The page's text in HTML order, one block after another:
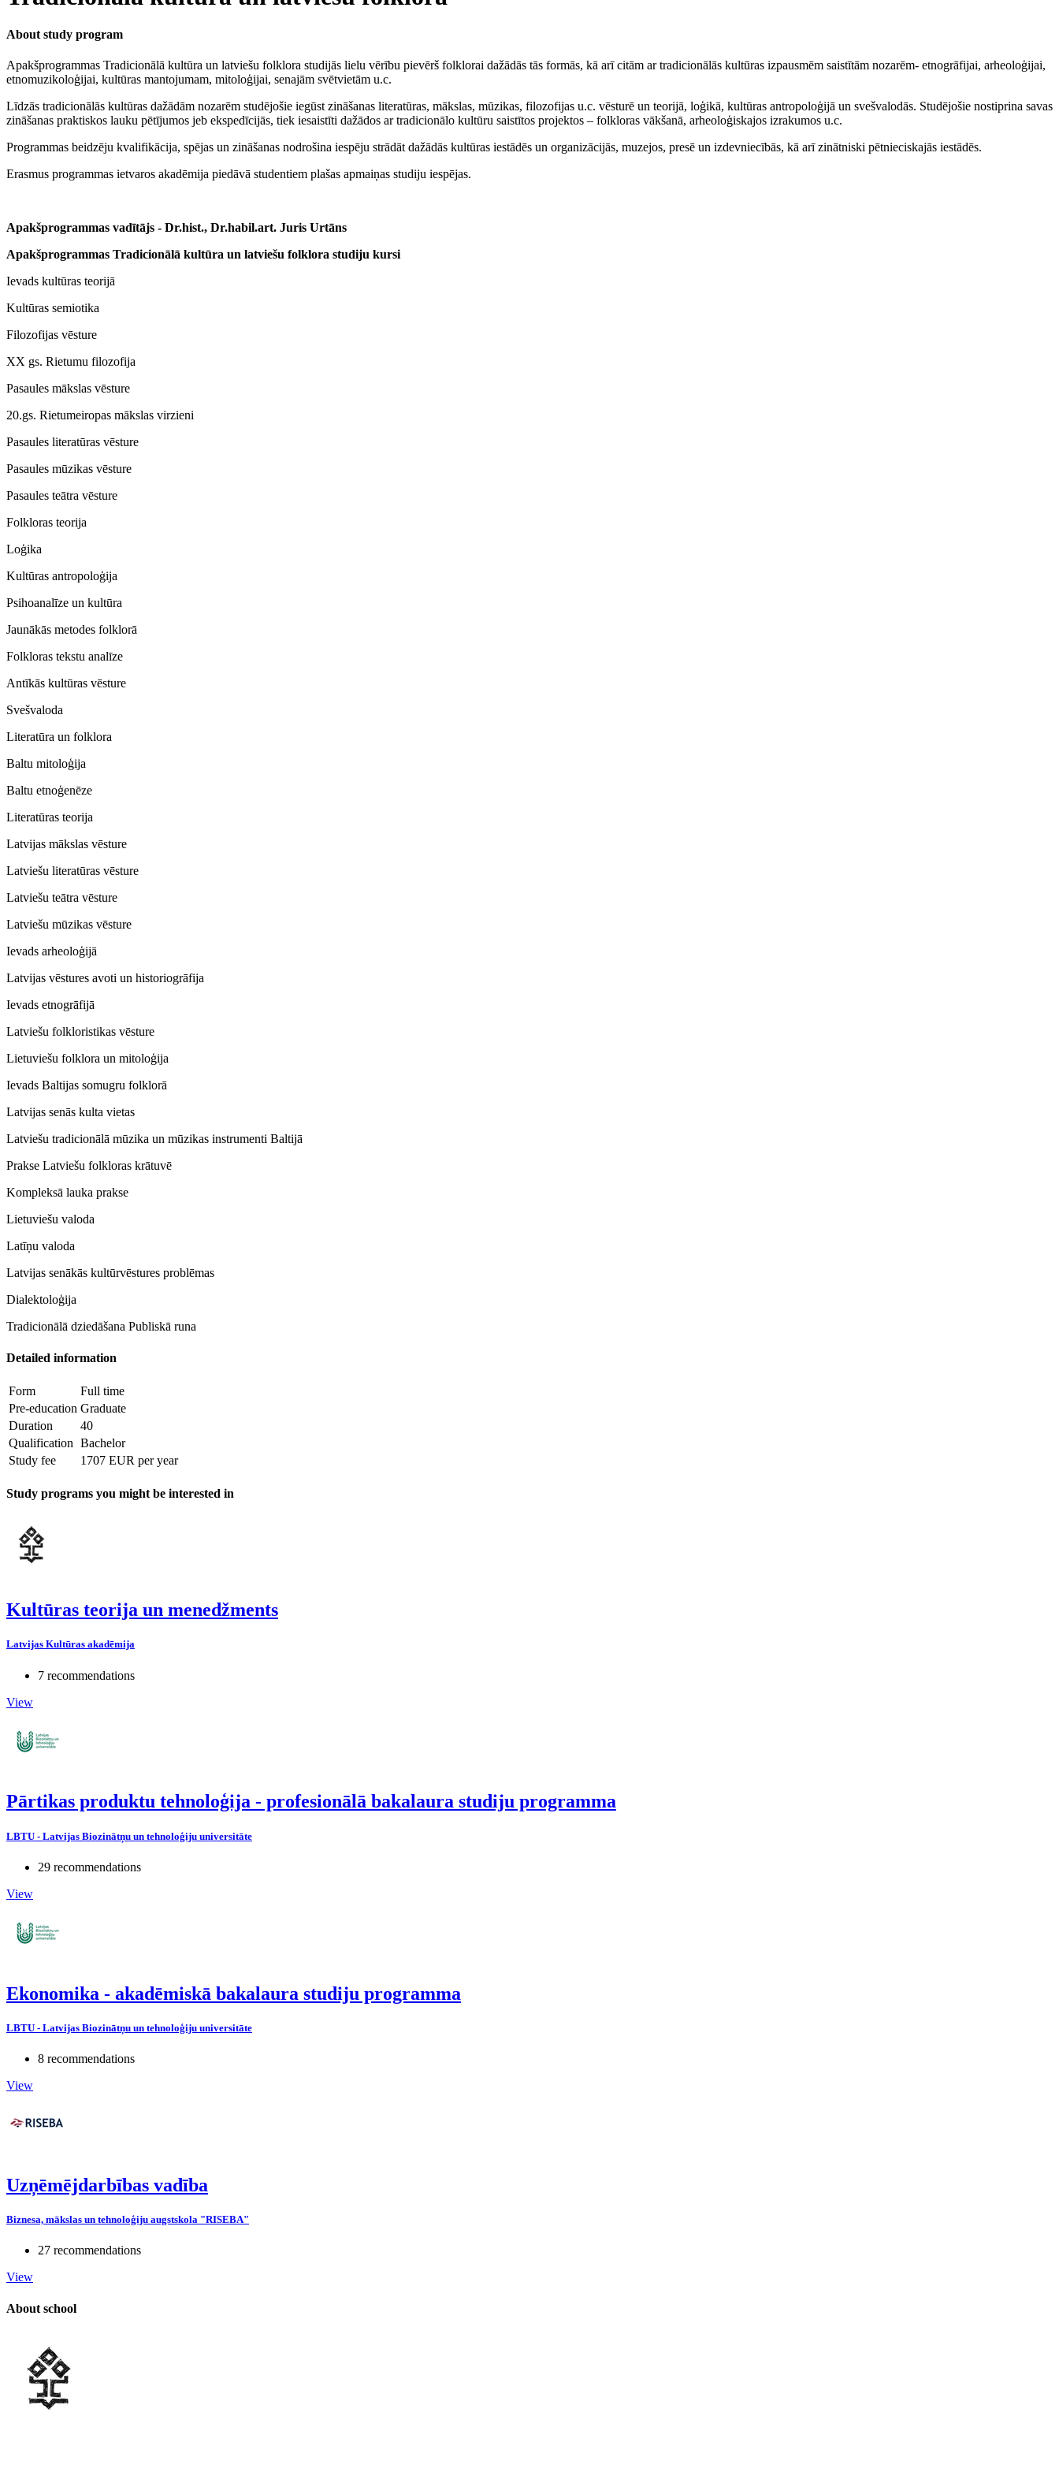
About study program
Apakšprogrammas Tradicionālā kultūra un latviešu folklora studijās lielu vērību pievērš folklorai dažādās tās formās, kā arī citām ar tradicionālās kultūras izpausmēm saistītām nozarēm- etnogrāfijai, arheoloģijai,
etnomuzikoloģijai, kultūras mantojumam, mitoloģijai, senajām svētvietām u.c.
Līdzās tradicionālās kultūras dažādām nozarēm studējošie iegūst zināšanas literatūras, mākslas, mūzikas, filozofijas u.c. vēsturē un teorijā, loģikā, kultūras antropoloģijā un svešvalodās. Studējošie nostiprina savas
zināšanas praktiskos lauku pētījumos jeb ekspedīcijās, tiek iesaistīti dažādos ar tradicionālo kultūru saistītos projektos – folkloras vākšanā, arheoloģiskajos izrakumos u.c.
Programmas beidzēju kvalifikācija, spējas un zināšanas nodrošina iespēju strādāt dažādās kultūras iestādēs un organizācijās, muzejos, presē un izdevniecībās, kā arī zinātniski pētnieciskajās iestādēs.
Erasmus programmas ietvaros akadēmija piedāvā studentiem plašas apmaiņas studiju iespējas.
Apakšprogrammas vadītājs - Dr.hist., Dr.habil.art. Juris Urtāns
Apakšprogrammas Tradicionālā kultūra un latviešu folklora studiju kursi
Ievads kultūras teorijā
Kultūras semiotika
Filozofijas vēsture
XX gs. Rietumu filozofija
Pasaules mākslas vēsture
20.gs. Rietumeiropas mākslas virzieni
Pasaules literatūras vēsture
Pasaules mūzikas vēsture
Pasaules teātra vēsture
Folkloras teorija
Loģika
Kultūras antropoloģija
Psihoanalīze un kultūra
Jaunākās metodes folklorā
Folkloras tekstu analīze
Antīkās kultūras vēsture
Svešvaloda
Literatūra un folklora
Baltu mitoloģija
Baltu etnoģenēze
Literatūras teorija
Latvijas mākslas vēsture
Latviešu literatūras vēsture
Latviešu teātra vēsture
Latviešu mūzikas vēsture
Ievads arheoloģijā
Latvijas vēstures avoti un historiogrāfija
Ievads etnogrāfijā
Latviešu folkloristikas vēsture
Lietuviešu folklora un mitoloģija
Ievads Baltijas somugru folklorā
Latvijas senās kulta vietas
Latviešu tradicionālā mūzika un mūzikas instrumenti Baltijā
Prakse Latviešu folkloras krātuvē
Kompleksā lauka prakse
Lietuviešu valoda
Latīņu valoda
Latvijas senākās kultūrvēstures problēmas
Dialektoloģija
Tradicionālā dziedāšana Publiskā runa
Detailed information
Form
Full time
Pre-education Graduate
Duration
40
Qualification Bachelor
Study fee
1707 EUR per year
Study programs you might be interested in
Kultūras teorija un menedžments
Latvijas Kultūras akadēmija
7 recommendations
View
Pārtikas produktu tehnoloģija - profesionālā bakalaura studiju programma
LBTU - Latvijas Biozinātņu un tehnoloģiju universitāte
29 recommendations
View
Ekonomika - akadēmiskā bakalaura studiju programma
LBTU - Latvijas Biozinātņu un tehnoloģiju universitāte
8 recommendations
View
Uzņēmējdarbības vadība
Biznesa, mākslas un tehnoloģiju augstskola "RISEBA"
27 recommendations
View
About school